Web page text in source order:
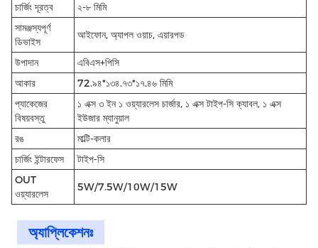
চার্জিং দূরত্ব
২-৮ মিমি
সামঞ্জস্যপূর্ণ
ডিভাইস
আইফোন, অ্যাপল ওয়াচ, এয়ারপড
উপাদান
এবিএস+পিসি
আকার
72.৯৪*১৩৪.৭৩*১৭.৪৬ মিমি
প্যাকেজের
বিষয়বস্তু
১ এক্স ৩ ইন ১ ওয়্যারলেস চার্জার, ১ এক্স টাইপ-সি ক্যাবল, ১ এক্স
ইউজার ম্যানুয়াল
রঙ
মাল্টি-কলার
চার্জিং ইন্টারফেস
টাইপ-সি
OUT
ওয়্যারলেস
5W/7.5W/10W/15W
অ্যাপ্লিকেশনঃ